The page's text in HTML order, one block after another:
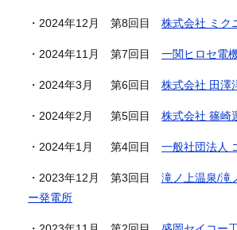
・2024年12月 第8回目 株式会社 ミク
・2024年11月 第7回目 一関ヒロセ電
・2024年3月 第6回目 株式会社 田澤
・2024年2月 第5回目 株式会社 篠崎
・2024年1月 第4回目 一般社団法人
・2023年12月 第3回目 滝ノ上温泉/滝
ー発電所​